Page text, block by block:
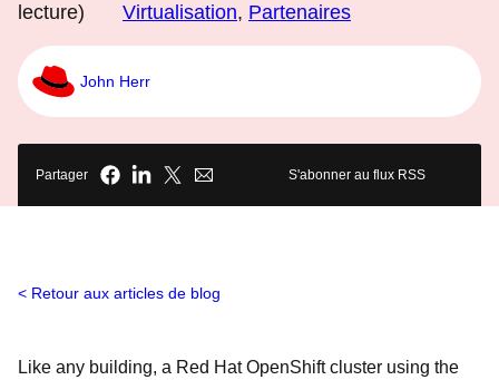
lecture)
Virtualisation, Partenaires
John Herr
Partager S'abonner au flux RSS
Retour aux articles de blog
Like any building, a Red Hat OpenShift cluster using the